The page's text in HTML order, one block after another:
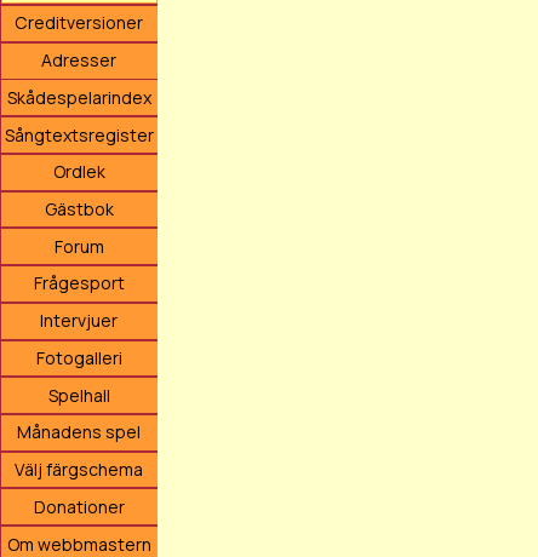
Creditversioner
Adresser
Skådespelarindex
Sångtextsregister
Ordlek
Gästbok
Forum
Frågesport
Intervjuer
Fotogalleri
Spelhall
Månadens spel
Välj färgschema
Donationer
Om webbmastern